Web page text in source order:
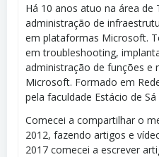
Há 10 anos atuo na área
administração de
em plataformas Microsoft.
em troubleshooting,
administração de funções e
Microsoft. Formado em
pela faculdade Estácio de
Comecei a compartilhar o
2012, fazendo artigos e
2017 comecei a escrever